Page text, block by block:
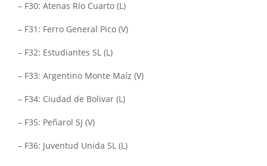
– F30: Atenas Río Cuarto (L)
– F31: Ferro General Pico (V)
– F32: Estudiantes SL (L)
– F33: Argentino Monte Maíz (V)
– F34: Ciudad de Bolivar (L)
– F35: Peñarol SJ (V)
– F36: Juventud Unida SL (L)